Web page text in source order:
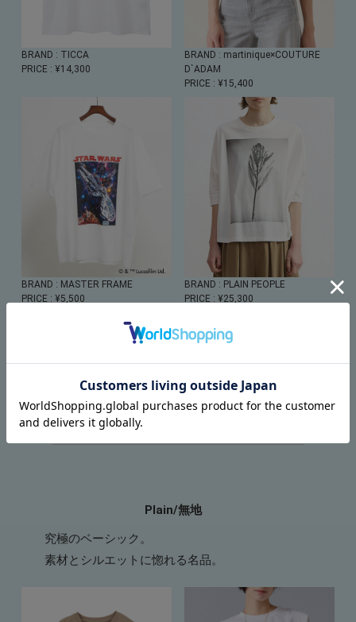
BRAND : TICCA
PRICE : ¥14,300
BRAND : martinique×COUTURE
D`ADAM
PRICE : ¥15,400
BRAND : MASTER FRAME
PRICE : ¥5,500
BRAND : PLAIN PEOPLE
PRICE : ¥25,300
ITEM ALL
Plain/無地
究極のベーシック。
素材とシルエットに惚れる名品。